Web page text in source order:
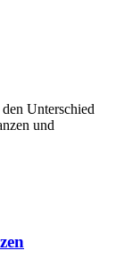
Unterschied
und